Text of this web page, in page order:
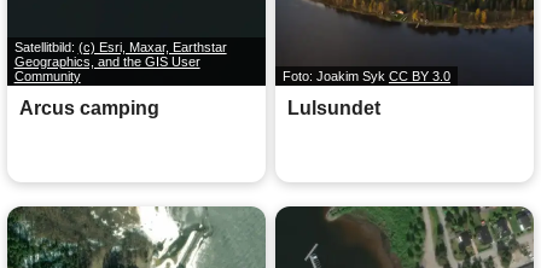
Satellitbild: (c) Esri, Maxar, Earthstar
Geographics, and the GIS User
Community
Arcus camping
Foto: Joakim Syk CC BY 3.0
Lulsundet